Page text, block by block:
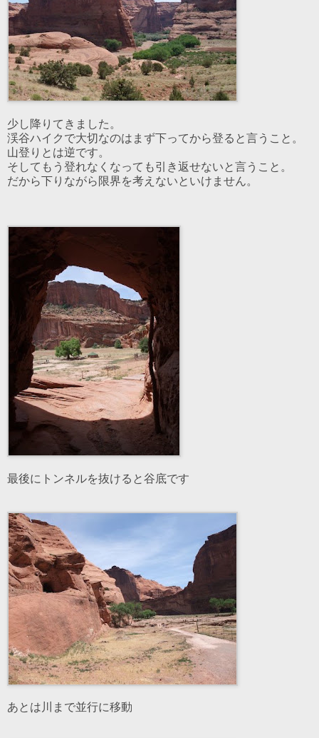
少し降りてきました。
渓谷ハイクで大切なのはまず下ってから登ると言うこと。
山登りとは逆です。
そしてもう登れなくなっても引き返せないと言うこと。
だから下りながら限界を考えないといけません。
最後にトンネルを抜けると谷底です
あとは川まで並行に移動